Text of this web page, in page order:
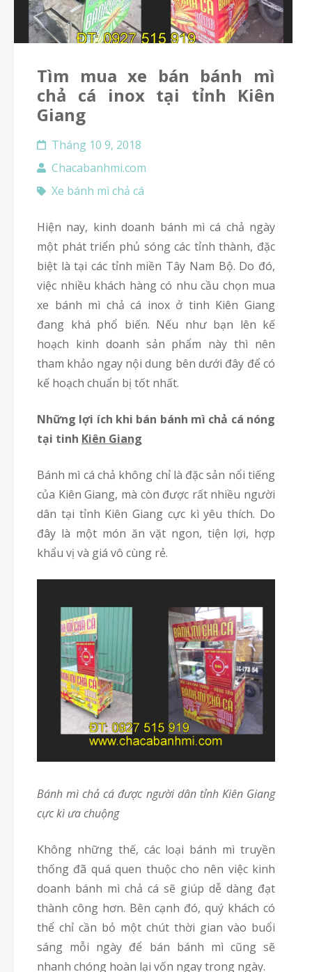
Tìm mua xe bán bánh mì
chả cá inox tại tỉnh Kiên
Giang
Tháng 10 9, 2018
Chacabanhmi.com
Xe bánh mì chả cá
Hiện nay, kinh doanh bánh mì cá chả ngày
một phát triển phủ sóng các tỉnh thành, đặc
biệt là tại các tỉnh miền Tây Nam Bộ. Do đó,
việc nhiều khách hàng có nhu cầu chọn mua
xe bánh mì chả cá inox ở tinh Kiên Giang
đang khá phổ biến. Nếu như bạn lên kế
hoạch kinh doanh sản phẩm này thì nên
tham khảo ngay nội dung bên dưới đây để có
kế hoạch chuẩn bị tốt nhất.
Những lợi ích khi bán bánh mì chả cá nóng
tại tinh Kiên Giang
Bánh mì cá chả không chỉ là đặc sản nổi tiếng
của Kiên Giang, mà còn được rất nhiều người
dân tại tỉnh Kiên Giang cực kì yêu thích. Do
đây là một món ăn vặt ngon, tiện lợi, hợp
khẩu vị và giá vô cùng rẻ.
Bánh mì chả cá được người dân tỉnh Kiên Giang
cực kì ưa chuộng
Không những thế, các loại bánh mì truyền
thống đã quá quen thuộc cho nên việc kinh
doanh bánh mì chả cá sẽ giúp dễ dàng đạt
thành công hơn. Bên cạnh đó, quý khách có
thể chỉ cần bỏ một chút thời gian vào buổi
sáng mỗi ngày để bán bánh mì cũng sẽ
nhanh chóng hoàn lại vốn ngay trong ngày.